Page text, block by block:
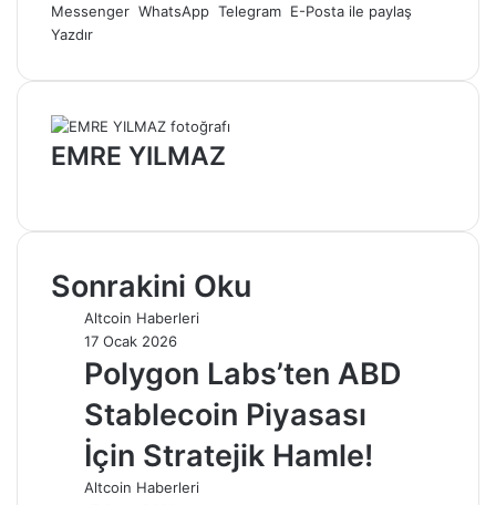
Messenger WhatsApp Telegram E-Posta ile paylaş
Yazdır
EMRE YILMAZ
Sonrakini Oku
Altcoin Haberleri
17 Ocak 2026
Polygon Labs’ten ABD
Stablecoin Piyasası
İçin Stratejik Hamle!
Altcoin Haberleri